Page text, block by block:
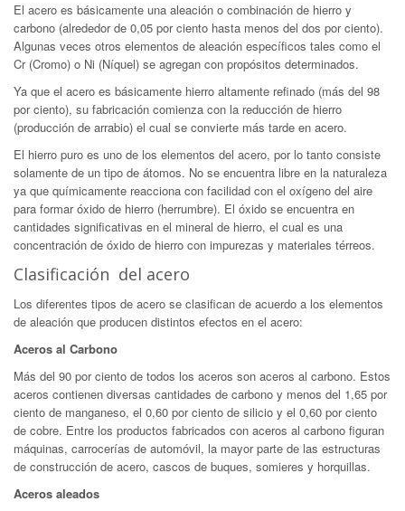
El acero es básicamente una aleación o combinación de hierro y
carbono (alrededor de 0,05 por ciento hasta menos del dos por ciento).
Algunas veces otros elementos de aleación específicos tales como el
Cr (Cromo) o Ni (Níquel) se agregan con propósitos determinados.
Ya que el acero es básicamente hierro altamente refinado (más del 98
por ciento), su fabricación comienza con la reducción de hierro
(producción de arrabio) el cual se convierte más tarde en acero.
El hierro puro es uno de los elementos del acero, por lo tanto consiste
solamente de un tipo de átomos. No se encuentra libre en la naturaleza
ya que químicamente reacciona con facilidad con el oxígeno del aire
para formar óxido de hierro (herrumbre). El óxido se encuentra en
cantidades significativas en el mineral de hierro, el cual es una
concentración de óxido de hierro con impurezas y materiales térreos.
Clasificación del acero
Los diferentes tipos de acero se clasifican de acuerdo a los elementos
de aleación que producen distintos efectos en el acero:
Aceros al Carbono
Más del 90 por ciento de todos los aceros son aceros al carbono. Estos
aceros contienen diversas cantidades de carbono y menos del 1,65 por
ciento de manganeso, el 0,60 por ciento de silicio y el 0,60 por ciento
de cobre. Entre los productos fabricados con aceros al carbono figuran
máquinas, carrocerías de automóvil, la mayor parte de las estructuras
de construcción de acero, cascos de buques, somieres y horquillas.
Aceros aleados